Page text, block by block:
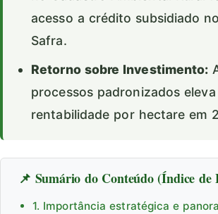
acesso a crédito subsidiado
Safra.
Retorno sobre Investimento:
processos padronizados eleva
rentabilidade por hectare em
📌 Sumário do Conteúdo (Índice
1. Importância estratégica e